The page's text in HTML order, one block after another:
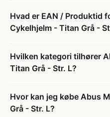
Hvad er EAN / Produktid
Cykelhjelm - Titan Grå -
Hvilken kategori tilhører
Titan Grå - Str. L?
Hvor kan jeg købe Abus
Grå - Str. L?